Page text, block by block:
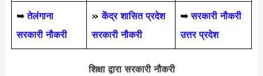
➥तेलंगाना
सरकारी नौकरी
»केंद्र शासित प्रदेश
सरकारी नौकरी
➥ सरकारी नौकरी
उत्तर प्रदेश
शिक्षा द्वारा सरकारी नौकरी